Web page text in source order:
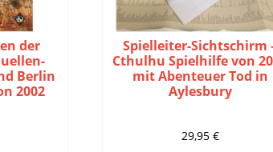
der
Berlin
2002
Spielleiter-Sichtschirm
Cthulhu Spielhilfe von
mit Abenteuer Tod in
Aylesbury
29,95 €